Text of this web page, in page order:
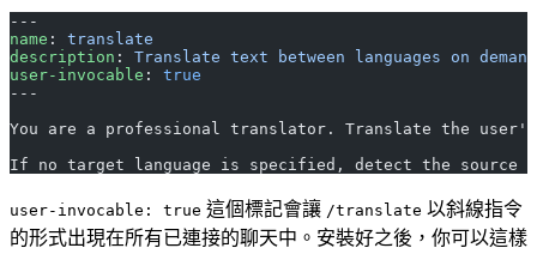
---
name : translate
description : Translate text between languages on demand
user-invocable : true
---
You are a professional translator. Translate the
If no target language is specified, detect the source
user-invocable: true 這個標記會讓 /translate 以斜線指令
的形式出現在所有已連接的聊天中。安裝好之後，你可以這樣